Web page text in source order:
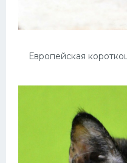
Европейская